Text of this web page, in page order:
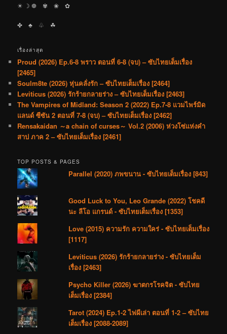
☀︎ ☽ ❁ ✾ ❀ ✿
✤ ♣︎ ♧ ☘︎
เรื่องล่าสุด
Proud (2026) Ep.6-8 พราว ตอนที่ 6-8 (จบ) – ซับไทยเต็มเรื่อง
[2465]
Soulm8te (2026) หุ่นคลั่งรัก – ซับไทยเต็มเรื่อง [2464]
Leviticus (2026) รักร้ายกลายร่าง – ซับไทยเต็มเรื่อง [2463]
The Vampires of Midland: Season 2 (2022) Ep.7-8 แวมไพร์มิด
แลนด์ ซีซัน 2 ตอนที่ 7-8 (จบ) – ซับไทยเต็มเรื่อง [2462]
Rensakaidan ～a chain of curses～ Vol.2 (2006) ห่วงโซ่แห่งคำ
สาป ภาค 2 – ซับไทยเต็มเรื่อง [2461]
TOP POSTS & PAGES
Parallel (2020) ภพขนาน - ซับไทยเต็มเรื่อง [843]
Good Luck to You, Leo Grande (2022) โชคดี
นะ ลีโอ แกรนด์ - ซับไทยเต็มเรื่อง [1353]
Love (2015) ความรัก ความใคร่ - ซับไทยเต็มเรื่อง
[1117]
Leviticus (2026) รักร้ายกลายร่าง - ซับไทยเต็ม
เรื่อง [2463]
Psycho Killer (2026) ฆาตกรโรคจิต - ซับไทย
เต็มเรื่อง [2384]
Tarot (2024) Ep.1-2 ไพ่ผีเล่า ตอนที่ 1-2 – ซับไทย
เต็มเรื่อง [2088-2089]